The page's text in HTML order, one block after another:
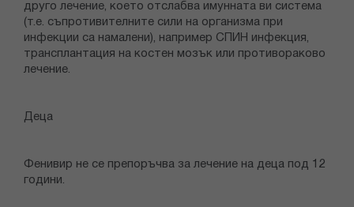
друго лечение, което отслабва имунната ви система
(т.е. съпротивителните сили на организма при
инфекции са намалени), например СПИН инфекция,
трансплантация на костен мозък или противораково
лечение.
Деца
Фенивир не се препоръчва за лечение на деца под 12
години.